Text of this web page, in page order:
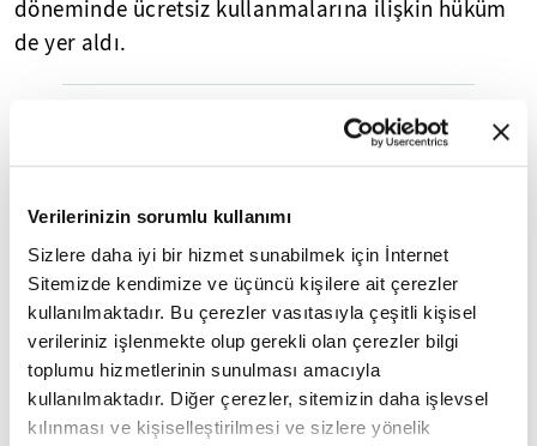
Verilerinizin sorumlu kullanımı
Sizlere daha iyi bir hizmet sunabilmek için İnternet
Sitemizde kendimize ve üçüncü kişilere ait çerezler
kullanılmaktadır. Bu çerezler vasıtasıyla çeşitli kişisel
verileriniz işlenmekte olup gerekli olan çerezler bilgi
toplumu hizmetlerinin sunulması amacıyla
kullanılmaktadır. Diğer çerezler, sitemizin daha işlevsel
kılınması ve kişiselleştirilmesi ve sizlere yönelik
döneminde ücretsiz kullanmalarına ilişkin hüküm
de yer aldı.
Yayınlanan köşe yazısı/haberin tüm hakları
Turkuvaz Medya Grubu'na aittir. Kaynak gösterilse dahi
köşe yazısı/haberin tamamı özel izin alınmadan
Ancak alıntılanan köşe yazısı/haberin bir bölümü,
Ayrıntılar için lütfentıklayın.
Arnavutköy Başkentray Marmaray
İZBAN
Karayolları Genel Müdürlüğü
23 Nisan Ulusal Egemenlik ve Çocuk Bayramı